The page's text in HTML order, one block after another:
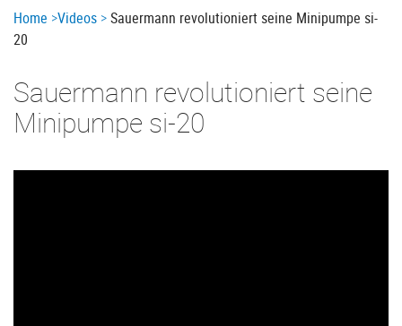
Breadcrumb
Home Videos
Sauermann revolutioniert seine Minipumpe si-
20
Sauermann revolutioniert seine
Minipumpe si-20